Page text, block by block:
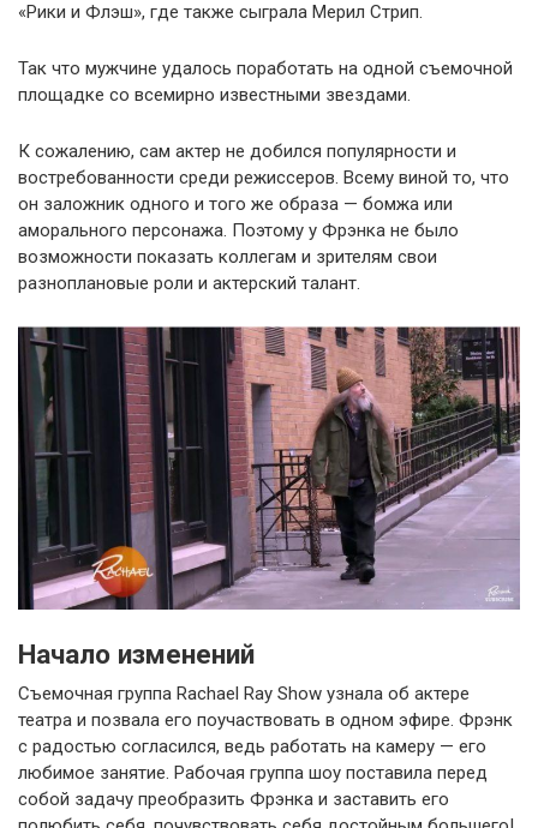
«Рики и Флэш», где также сыграла Мерил Стрип.
Так что мужчине удалось поработать на одной съемочной
площадке со всемирно известными звездами.
К сожалению, сам актер не добился популярности и
востребованности среди режиссеров. Всему виной то, что
он заложник одного и того же образа — бомжа или
аморального персонажа. Поэтому у Фрэнка не было
возможности показать коллегам и зрителям свои
разноплановые роли и актерский талант.
Начало изменений
Съемочная группа Rachael Ray Show узнала об актере
театра и позвала его поучаствовать в одном эфире. Фрэнк
с радостью согласился, ведь работать на камеру — его
любимое занятие. Рабочая группа шоу поставила перед
собой задачу преобразить Фрэнка и заставить его